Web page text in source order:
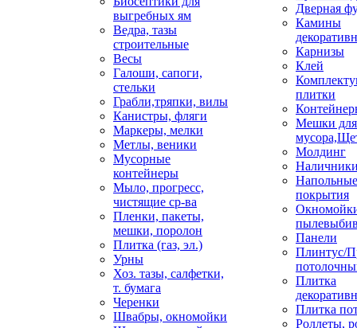
выгребных ям
Ведра, тазы
строительные
Весы
Галоши, сапоги,
стельки
Грабли,тряпки, вилы
Канистры, фляги
Маркеры, мелки
Метлы, веники
Мусорные
контейнеры
Мыло, прогресс,
чистящие ср-ва
Пленки, пакеты,
мешки, поролон
Плитка (газ, эл.)
Урны
Хоз. тазы, салфетки,
т. бумага
Черенки
Швабры, окномойки
Дверная
Камины
Карнизы
Клей
плитки
Мешки для
Молдинг
Напольные
покрытия
Панели
Плинтус/
Плитка
Плитка
Роллеты,